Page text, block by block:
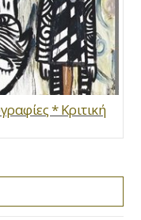
* Κριτική